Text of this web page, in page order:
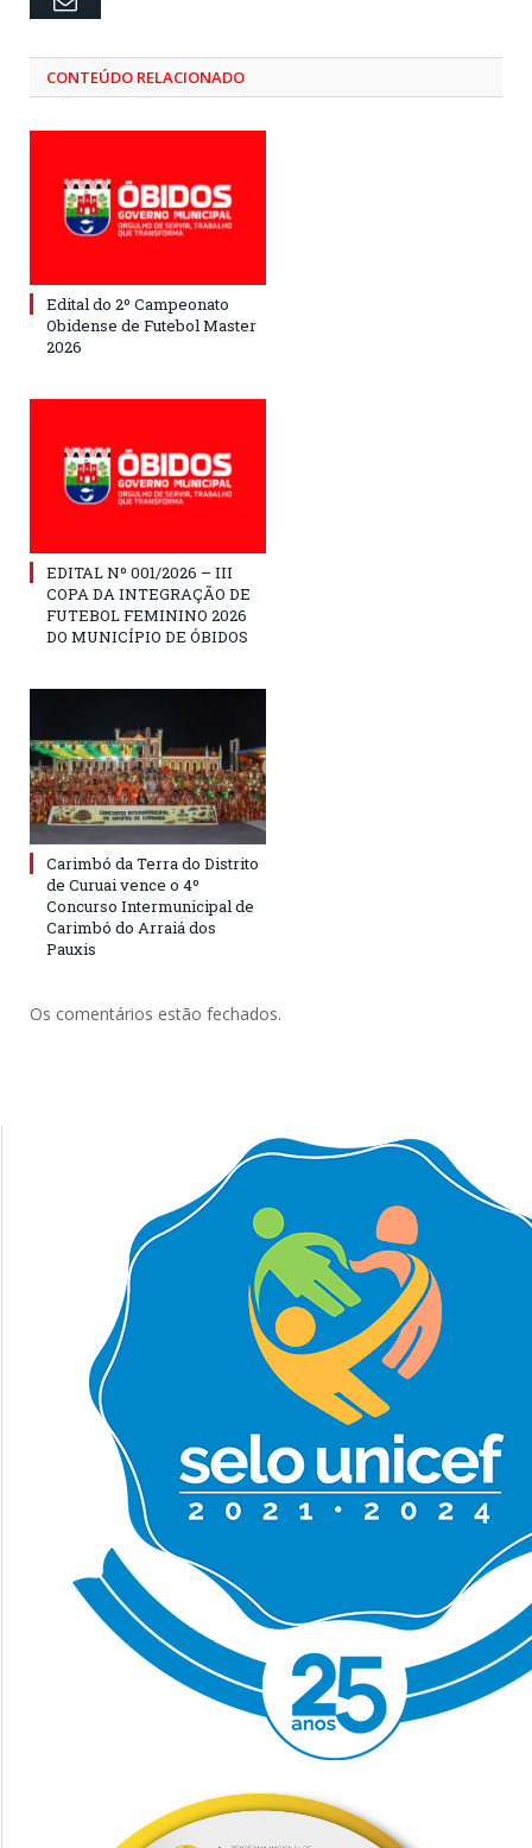
CONTEÚDO RELACIONADO
Edital do 2º Campeonato
Obidense de Futebol Master
2026
EDITAL Nº 001/2026 – III
COPA DA INTEGRAÇÃO DE
FUTEBOL FEMININO 2026
DO MUNICÍPIO DE ÓBIDOS
Carimbó da Terra do Distrito
de Curuai vence o 4º
Concurso Intermunicipal de
Carimbó do Arraiá dos
Pauxis
Os comentários estão fechados.